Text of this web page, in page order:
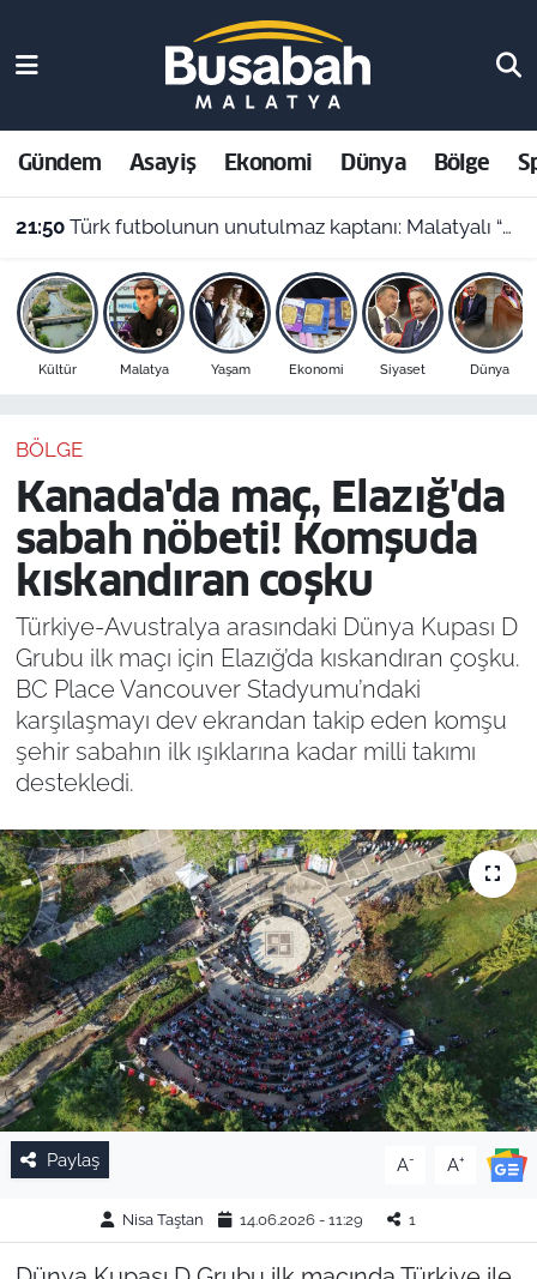
Gündem Asayiş Ekonomi Dünya Bölge
21:50 Türk futbolunun unutulmaz kaptanı: Malatyalı “Cengaver” Bülent Korkmaz’ın ilham veren hikayesi
Kültür Malatya Yaşam Ekonomi Siyaset Dünya
BÖLGE
Kanada'da maç, Elazığ'da
sabah nöbeti! Komşuda
kıskandıran coşku
Türkiye-Avustralya arasındaki Dünya Kupası D
Grubu ilk maçı için Elazığ’da kıskandıran çoşku.
BC Place Vancouver Stadyumu’ndaki
karşılaşmayı dev ekrandan takip eden komşu
şehir sabahın ilk ışıklarına kadar milli takımı
destekledi.
Paylaş A- A+
Nisa Taştan 14.06.2026 - 11:29 1
Asayiş
Ekonomi
Dünya
Bölge
Resmi İlanlar
Malatya Nöbetçi Eczaneler
Malatya Hava Durumu
Malatya Namaz Vakitleri
Malatya Trafik Yoğunluk Haritası
Süper Lig Puan Durumu ve Fikstür
Son Dakika Haberleri
Haber Arşivi